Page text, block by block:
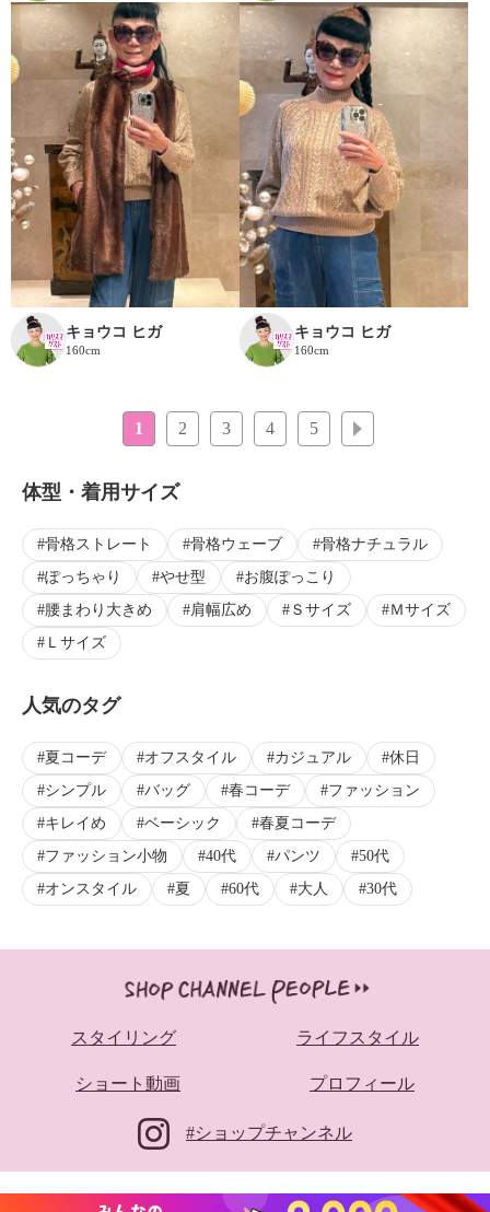
キョウコ ヒガ
160cm
キョウコ ヒガ
160cm
1 2 3 4 5
体型・着用サイズ
骨格ストレート 骨格ウェーブ
骨格ナチュラル
ぽっちゃり
やせ型
お腹ぽっこり
腰まわり大きめ
肩幅広め Ｓサイズ
Ｍサイズ
Ｌサイズ
人気のタグ
夏コーデ オフスタイル カジュアル
休日
シンプル
バッグ 春コーデ
ファッション
キレイめ
ベーシック
春夏コーデ
ファッション小物
40代 パンツ
50代
オンスタイル
夏 60代 大人 30代
スタイリング ライフスタイル
ショート動画 プロフィール
#ショップチャンネル